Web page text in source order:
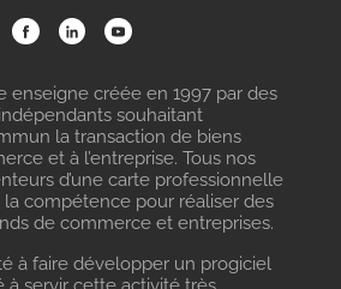
enseigne créée en 1997 par des
souhaitant
la transaction de biens
et à l’entreprise. Tous nos
d’une carte professionnelle
compétence pour réaliser des
de commerce et entreprises.
à faire développer un progiciel